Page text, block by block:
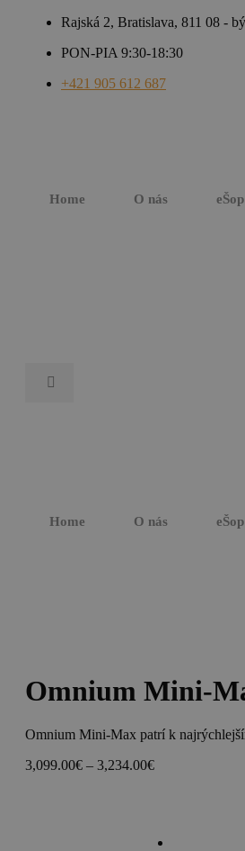
Rajská 2, Bratislava, 811 08 -
PON-PIA 9:30-18:30
+421 905 612 687
Home O nás eŠop
Home O nás eŠop
Omnium Mini-
Omnium Mini-Max patrí k
3,099.00€ – 3,234.00€Price